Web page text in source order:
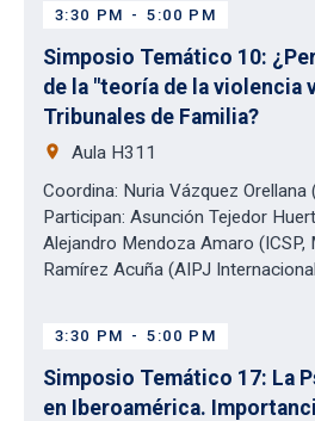
3:30 PM - 5:00 PM
Simposio Temático 10:
de la "teoría de la violencia
Tribunales de Familia?
place
Aula H311
Coordina: Nuria Vázquez Orellana
Participan: Asunción Tejedor
Alejandro Mendoza Amaro (ICSP,
Ramírez Acuña (AIPJ
3:30 PM - 5:00 PM
Simposio Temático 17: La
en Iberoamérica.